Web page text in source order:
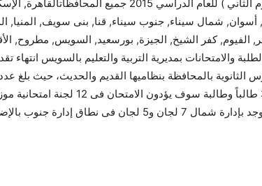
الثانوية العامة علمي + ادبي ( الترم الثاني ) للعام الدراسي 2015 جميع
شمال سيناء, جنوب سيناء, قنا, بنى سويف, المنيا,
الفيوم, كفر الشيخ, الجيزة, بورسعيد, السويس, مطروح,
والامتحانات بمديرية التربية والتعليم بالسويس انتهاء
الثانوية بالمحافظة بنظاميها القديم والحديث، حيث بلغ
للامتحان هذا العام الدراسى 3116 طالباً وطالبة سوف
شمال وجنوب التعليميتين، حيث يوجد بإدارة شمال 7 لجان و5 لجان فى نطاق